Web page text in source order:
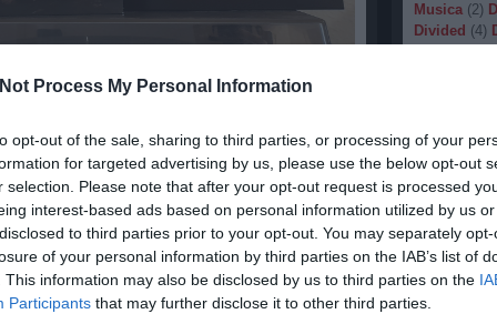
Process My Personal Information
opt-out of the sale, sharing to third parties, or processing of your
for targeted advertising by us, please use the below opt-out
selection. Please note that after your opt-out request is processed
interest-based ads based on personal information utilized by us
to third parties prior to your opt-out. You may separately
of your personal information by third parties on the IAB’s list of
This information may also be disclosed by us to third parties on the
Participants that may further disclose it to other third parties.
Musica (2)
Divided (4)
(1) Dying
(1)
1
(1
Emptiness (
Eradication
(1)
Evil
Exodus
Omnium(március 8.)
I am The Weapon(szeptember 13.)
Gilded Sorrow(február 16.)
Absolute Elsewhere
(október 4.)
The Mandrake Project
(március 1.)
The Stygian Rose(június 14.)